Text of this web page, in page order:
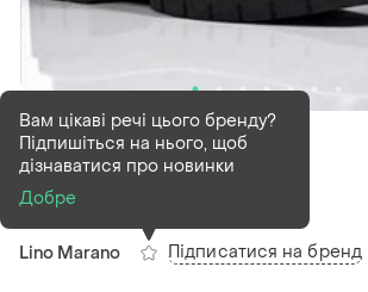
В наявності3 шт
Черевики жіночі
Lino Marano
Вам цікаві речі цього бренду?
Підпишіться на нього, щоб
дізнаватися про новинки
Добре
Підписатися на бренд